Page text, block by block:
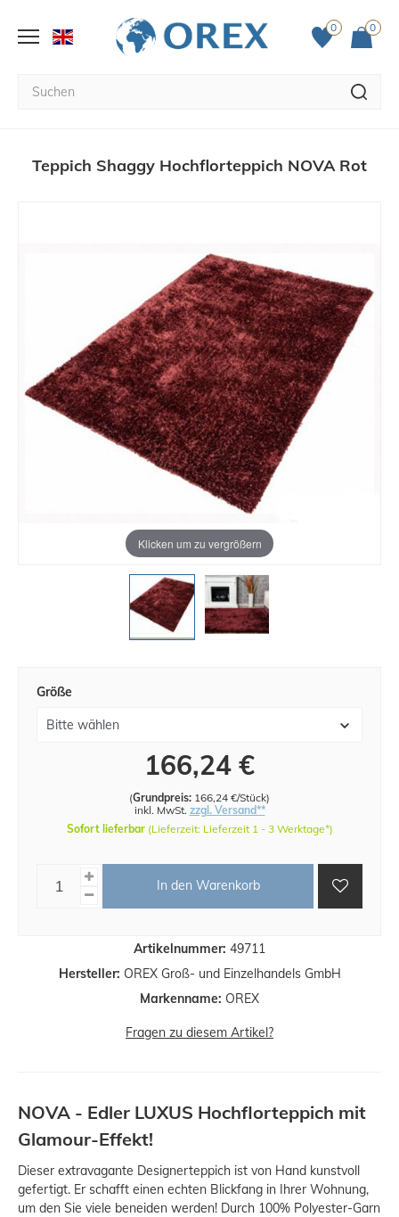
0 0
Teppich Shaggy Hochflorteppich NOVA Rot
Klicken um zu vergrößern
Artikelnummer: 49711
Hersteller: OREX Groß- und Einzelhandels GmbH
Markenname: OREX
Größe
166,24 €
(Grundpreis: 166,24 €/Stück)
inkl. MwSt. zzgl. Versand**
Sofort lieferbar (Lieferzeit: Lieferzeit 1 - 3 Werktage*)
In den Warenkorb
Fragen zu diesem Artikel?
NOVA - Edler LUXUS Hochflorteppich mit
Glamour-Effekt!
Dieser extravagante Designerteppich ist von Hand kunstvoll
gefertigt. Er schafft einen echten Blickfang in Ihrer Wohnung,
um den Sie viele beneiden werden! Durch 100% Polyester-Garn